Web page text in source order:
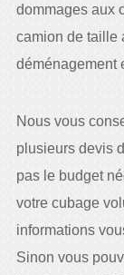
dommages aux
camion de taille
déménagement
Nous vous
plusieurs devis
pas le budget
votre cubage
informations
Sinon vous